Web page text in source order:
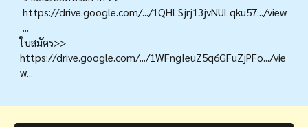
https://drive.google.com/.../1QHLSjrj13jvNULqku57.../view
...
ใบสมัคร>>
https://drive.google.com/.../1WFngIeuZ5q6GFuZjPFo.../vie
w...